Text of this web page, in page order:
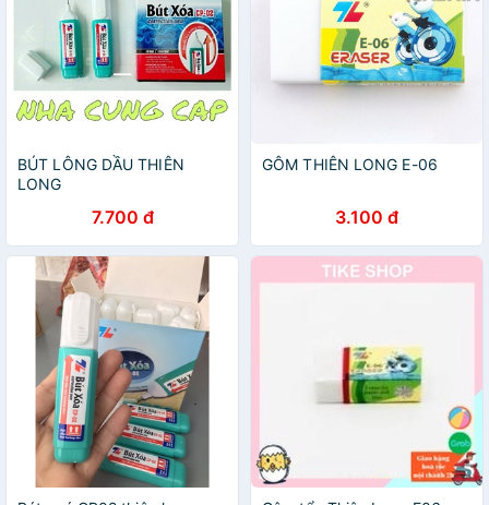
BÚT LÔNG DẦU THIÊN
LONG
7.700 đ
GÔM THIÊN LONG E-06
3.100 đ